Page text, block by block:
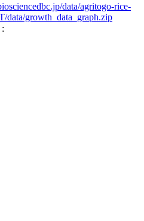
data/agritogo-rice-
data/growth_data_graph.zip